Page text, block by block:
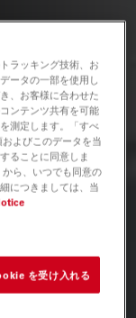
ラッキング技術、お
ータの一部を使用し
、お客様に合わせた
ンテンツ共有を可能
測定します。「すべ
よびこのデータを当
ることに同意しま
ら、いつでも同意の
につきましては、当
を受け入れる